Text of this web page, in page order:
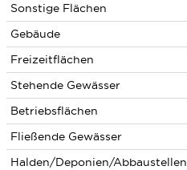
Sonstige Flächen
Gebäude
Freizeitflächen
Stehende Gewässer
Betriebsflächen
Fließende Gewässer
Halden/Deponien/Abbaustellen